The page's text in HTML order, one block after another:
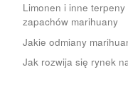
Limonen i inne
zapachów marihuany
Jakie odmiany
Jak rozwija się rynek